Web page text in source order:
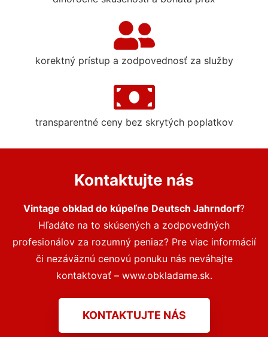
korektný prístup a zodpovednosť za služby
transparentné ceny bez skrytých poplatkov
Kontaktujte nás
Vintage obklad do kúpeľne Deutsch Jahrndorf?
Hľadáte na to skúsených a zodpovedných
profesionálov za rozumný peniaz? Pre viac informácií
či nezáväznú cenovú ponuku nás neváhajte
kontaktovať – www.obkladame.sk.
KONTAKTUJTE NÁS